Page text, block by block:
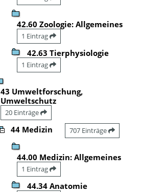
42.60 Zoologie: Allgemeines
1 Eintrag
42.63 Tierphysiologie
1 Eintrag
43 Umweltforschung,
Umweltschutz
20 Einträge
44 Medizin 707 Einträge
44.00 Medizin: Allgemeines
1 Eintrag
44.34 Anatomie